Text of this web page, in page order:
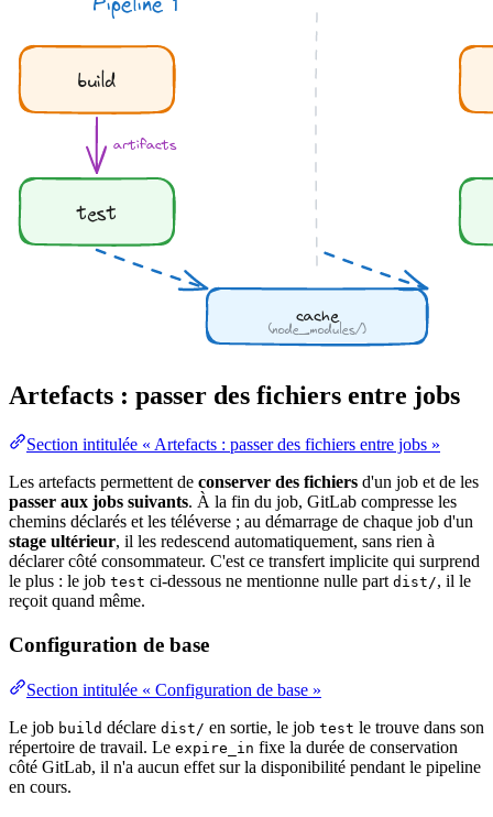
Artefacts : passer des fichiers entre jobs
Section intitulée « Artefacts : passer des fichiers entre jobs »
Les artefacts permettent de conserver des fichiers d'un job et de les
passer aux jobs suivants. À la fin du job, GitLab compresse les
chemins déclarés et les téléverse ; au démarrage de chaque job d'un
stage ultérieur, il les redescend automatiquement, sans rien à
déclarer côté consommateur. C'est ce transfert implicite qui surprend
le plus : le job test ci-dessous ne mentionne nulle part dist/, il le
reçoit quand même.
Configuration de base
Section intitulée « Configuration de base »
Le job build déclare dist/ en sortie, le job test le trouve dans son
répertoire de travail. Le expire_in fixe la durée de conservation
côté GitLab, il n'a aucun effet sur la disponibilité pendant le pipeline
en cours.